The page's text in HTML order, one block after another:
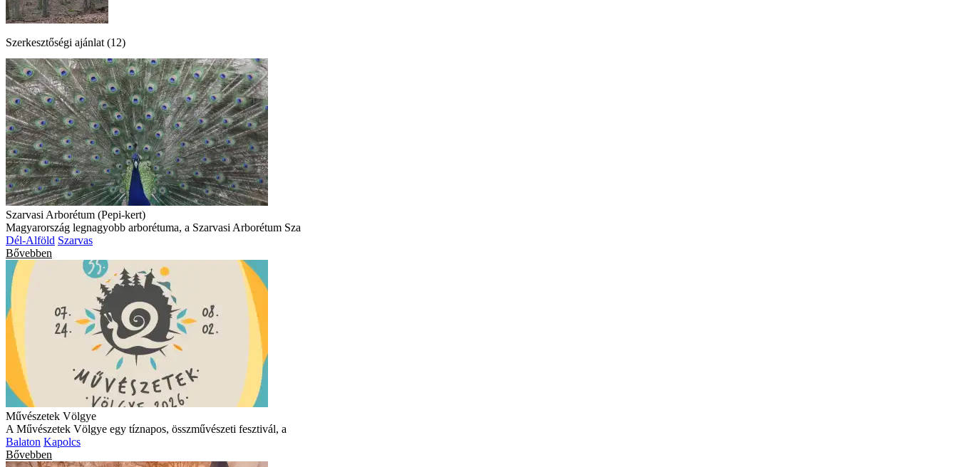
Szerkesztőségi ajánlat (12)
Szarvasi Arborétum (Pepi-kert)
Magyarország legnagyobb arborétuma, a Szarvasi Arborétum Sza
Dél-Alföld Szarvas
Bővebben
Művészetek Völgye
A Művészetek Völgye egy tíznapos, összművészeti fesztivál, a
Balaton Kapolcs
Bővebben